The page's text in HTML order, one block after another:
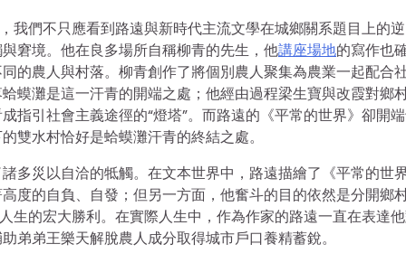
我們不只應看到路遠與新時代主流文學在城鄉關系題目上的
窘境。他在良多場所自稱柳青的先生，他講座場地的寫作也
的農人與村落。柳青創作了將個別農人聚集為農業一起配合
蟆灘是這一汗青的開端之處；他經由過程梁生寶與改霞對鄉
指引社會主義途徑的“燈塔”。而路遠的《平常的世界》卻開
雙水村恰好是蛤蟆灘汗青的終結之處。
多災以自洽的牴觸。在文本世界中，路遠描繪了《平常的世
度的自負、自發；但另一方面，他奮斗的目的依然是分開鄉
的宏大勝利。在實際人生中，作為作家的路遠一直在表達
弟弟王樂天解脫農人成分取得城市戶口養精蓄銳。